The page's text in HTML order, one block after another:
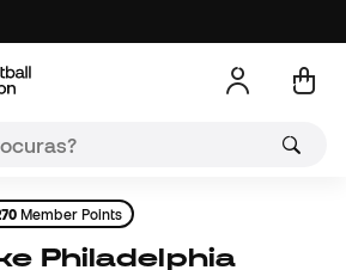
Member Points